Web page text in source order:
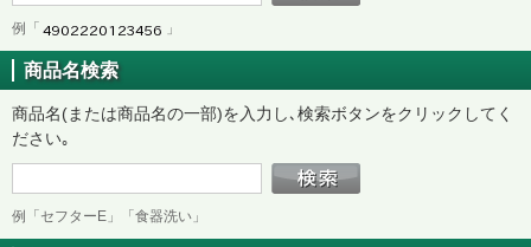
例「 」
商品名検索
商品名(または商品名の一部)を入力し､検索ボタンをクリックしてく
ださい｡
例「セフターE」「食器洗い」